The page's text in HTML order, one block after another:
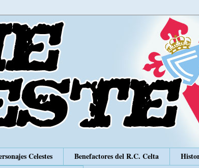
Celestes Benefactores del R.C. Celta